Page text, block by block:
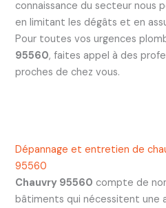
connaissance du secteur nous
en limitant les dégâts et en
Pour toutes vos urgences
95560, faites appel à des
proches de chez vous.
Dépannage et entretien de
95560
Chauvry 95560 compte de
bâtiments qui nécessitent une